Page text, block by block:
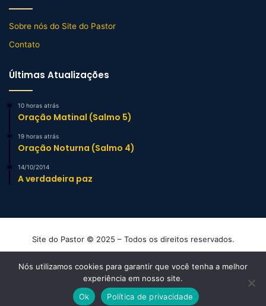
Sobre nós do Site do Pastor
Contato
Últimas Atualizações
10 horas atrás
Oração Matinal (Salmo 5)
19 horas atrás
Oração Noturna (Salmo 4)
14/10/2014
A verdadeira paz
Site do Pastor © 2025 – Todos os direitos reservados.
FacebookYouTubeInstagram
TikTokWhatsApp
Nós utilizamos cookies para garantir que você tenha a melhor
experiência em nosso site.
Ok
Política de privacidade